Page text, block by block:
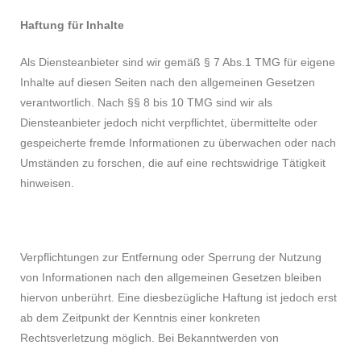
Haftung für Inhalte
Als Diensteanbieter sind wir gemäß § 7 Abs.1 TMG für eigene
Inhalte auf diesen Seiten nach den allgemeinen Gesetzen
verantwortlich. Nach §§ 8 bis 10 TMG sind wir als
Diensteanbieter jedoch nicht verpflichtet, übermittelte oder
gespeicherte fremde Informationen zu überwachen oder nach
Umständen zu forschen, die auf eine rechtswidrige Tätigkeit
hinweisen.
Verpflichtungen zur Entfernung oder Sperrung der Nutzung
von Informationen nach den allgemeinen Gesetzen bleiben
hiervon unberührt. Eine diesbezügliche Haftung ist jedoch erst
ab dem Zeitpunkt der Kenntnis einer konkreten
Rechtsverletzung möglich. Bei Bekanntwerden von